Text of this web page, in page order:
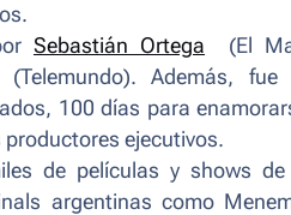
Sebastián Ortega (El
(Telemundo). Además,
100 días para
productores ejecutivos.
de películas y shows
argentinas como